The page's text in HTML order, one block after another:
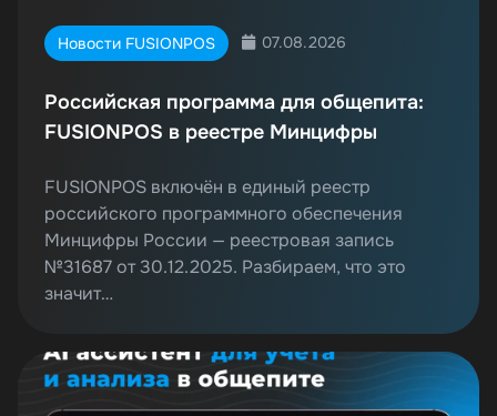
Новости FUSIONPOS 07.08.2026
Российская программа для общепита:
FUSIONPOS в реестре Минцифры
FUSIONPOS включён в единый реестр
российского программного обеспечения
Минцифры России — реестровая запись
№31687 от 30.12.2025. Разбираем, что это
значит…